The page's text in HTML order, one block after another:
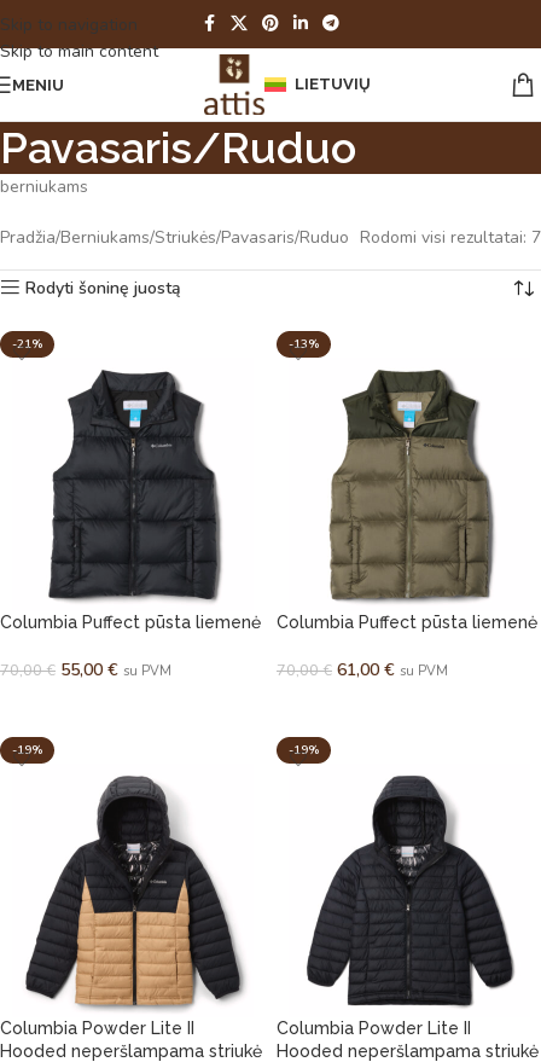
Skip to navigation
Skip to main content
MENIU LIETUVIŲ
Pavasaris/Ruduo
berniukams
Pradžia Berniukams Striukės Pavasaris/Ruduo Rodomi visi rezultatai: 7
Rodyti šoninę juostą
-21%
Columbia Puffect pūsta liemenė
70,00€ 55,00 € su PVM
-13%
Columbia Puffect pūsta liemenė
70,00€ 61,00 € su PVM
-19%
Columbia Powder Lite II
Hooded neperšlampama striukė
-19%
Columbia Powder Lite II
Hooded neperšlampama striukė